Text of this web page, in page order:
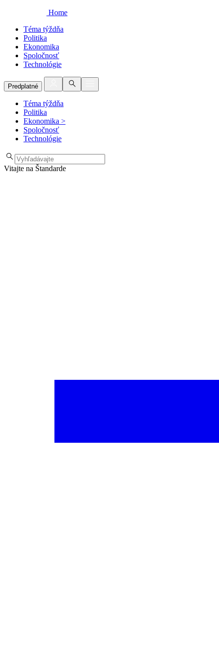
Home
Téma týždňa
Politika
Ekonomika
Spoločnosť
Technológie
Predplatné
Téma týždňa
Politika
Ekonomika >
Spoločnosť
Technológie
Vitajte na Štandarde